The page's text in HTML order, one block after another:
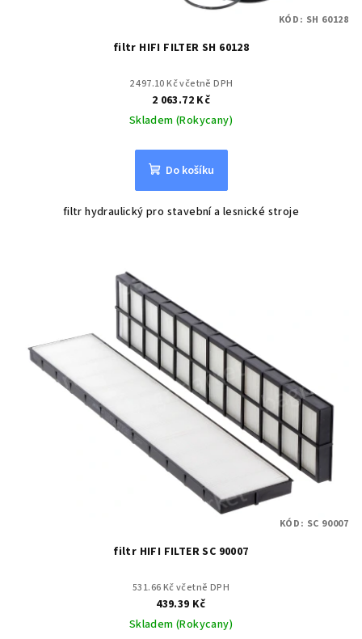
filtr HIFI FILTER SH 60128
2 497.10 Kč včetně DPH
2 063.72 Kč
Skladem (Rokycany)
Do košíku
filtr hydraulický pro stavební a lesnické stroje
KÓD: SH 60128
filtr HIFI FILTER SC 90007
531.66 Kč včetně DPH
439.39 Kč
Skladem (Rokycany)
KÓD: SC 90007